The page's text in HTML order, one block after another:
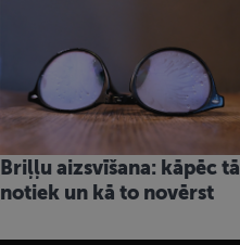
Briļļu aizsvīšana: kāpēc tā
notiek un kā to novērst